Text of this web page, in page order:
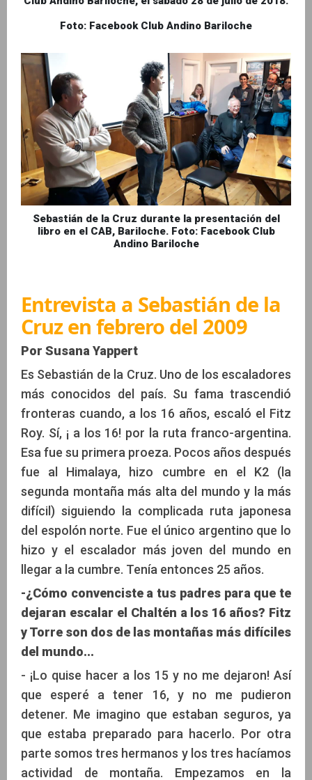
Foto: Facebook Club Andino Bariloche
Sebastián de la Cruz durante la presentación del
libro en el CAB, Bariloche. Foto: Facebook Club
Andino Bariloche
Entrevista a Sebastián de la
Cruz en febrero del 2009
Por Susana Yappert
Es Sebastián de la Cruz. Uno de los escaladores
más conocidos del país. Su fama trascendió
fronteras cuando, a los 16 años, escaló el Fitz
Roy. Sí, ¡ a los 16! por la ruta franco-argentina.
Esa fue su primera proeza. Pocos años después
fue al Himalaya, hizo cumbre en el K2 (la
segunda montaña más alta del mundo y la más
difícil) siguiendo la complicada ruta japonesa
del espolón norte. Fue el único argentino que lo
hizo y el escalador más joven del mundo en
llegar a la cumbre. Tenía entonces 25 años.
-¿Cómo convenciste a tus padres para que te
dejaran escalar el Chaltén a los 16 años? Fitz
y Torre son dos de las montañas más difíciles
del mundo...
- ¡Lo quise hacer a los 15 y no me dejaron! Así
que esperé a tener 16, y no me pudieron
detener. Me imagino que estaban seguros, ya
que estaba preparado para hacerlo. Por otra
parte somos tres hermanos y los tres hacíamos
actividad de montaña. Empezamos en la